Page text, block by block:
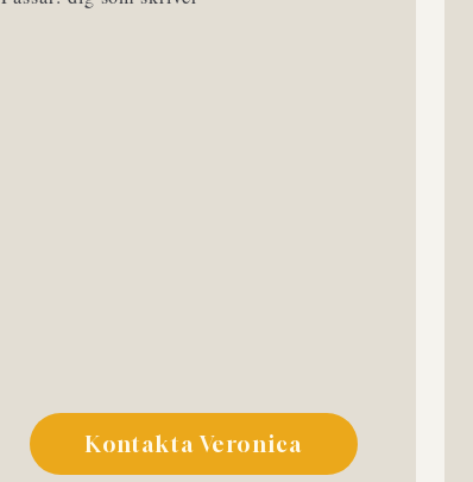
Kontakta Veronica